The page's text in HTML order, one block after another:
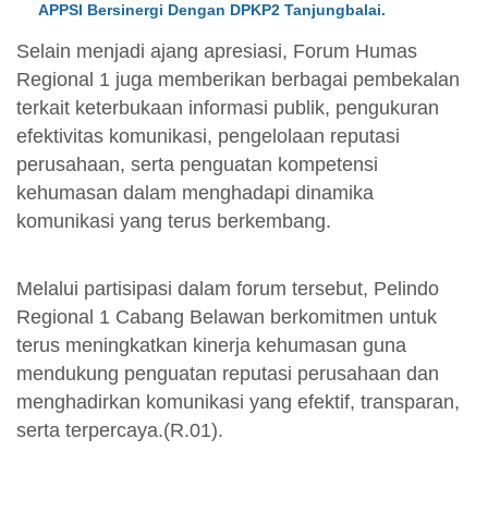
APPSI Bersinergi Dengan DPKP2 Tanjungbalai.
Selain menjadi ajang apresiasi, Forum Humas
Regional 1 juga memberikan berbagai pembekalan
terkait keterbukaan informasi publik, pengukuran
efektivitas komunikasi, pengelolaan reputasi
perusahaan, serta penguatan kompetensi
kehumasan dalam menghadapi dinamika
komunikasi yang terus berkembang.
Melalui partisipasi dalam forum tersebut, Pelindo
Regional 1 Cabang Belawan berkomitmen untuk
terus meningkatkan kinerja kehumasan guna
mendukung penguatan reputasi perusahaan dan
menghadirkan komunikasi yang efektif, transparan,
serta terpercaya.(R.01).